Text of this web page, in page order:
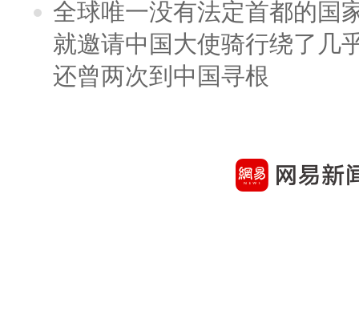
全球唯一没有法定首都的国
就邀请中国大使骑行绕了几
还曾两次到中国寻根